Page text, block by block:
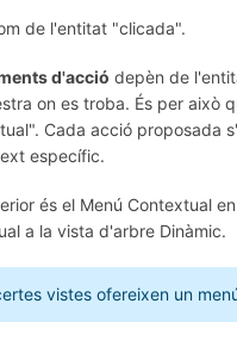
de l'entitat "clicada".
d'acció depèn de
on es troba. És per això
Cada acció proposada
específic.
és el Menú Contextual
a la vista d'arbre Dinàmic.
vistes ofereixen un